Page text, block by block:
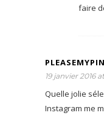
faire
19 janvier 2016
Quelle jolie
Instagram me